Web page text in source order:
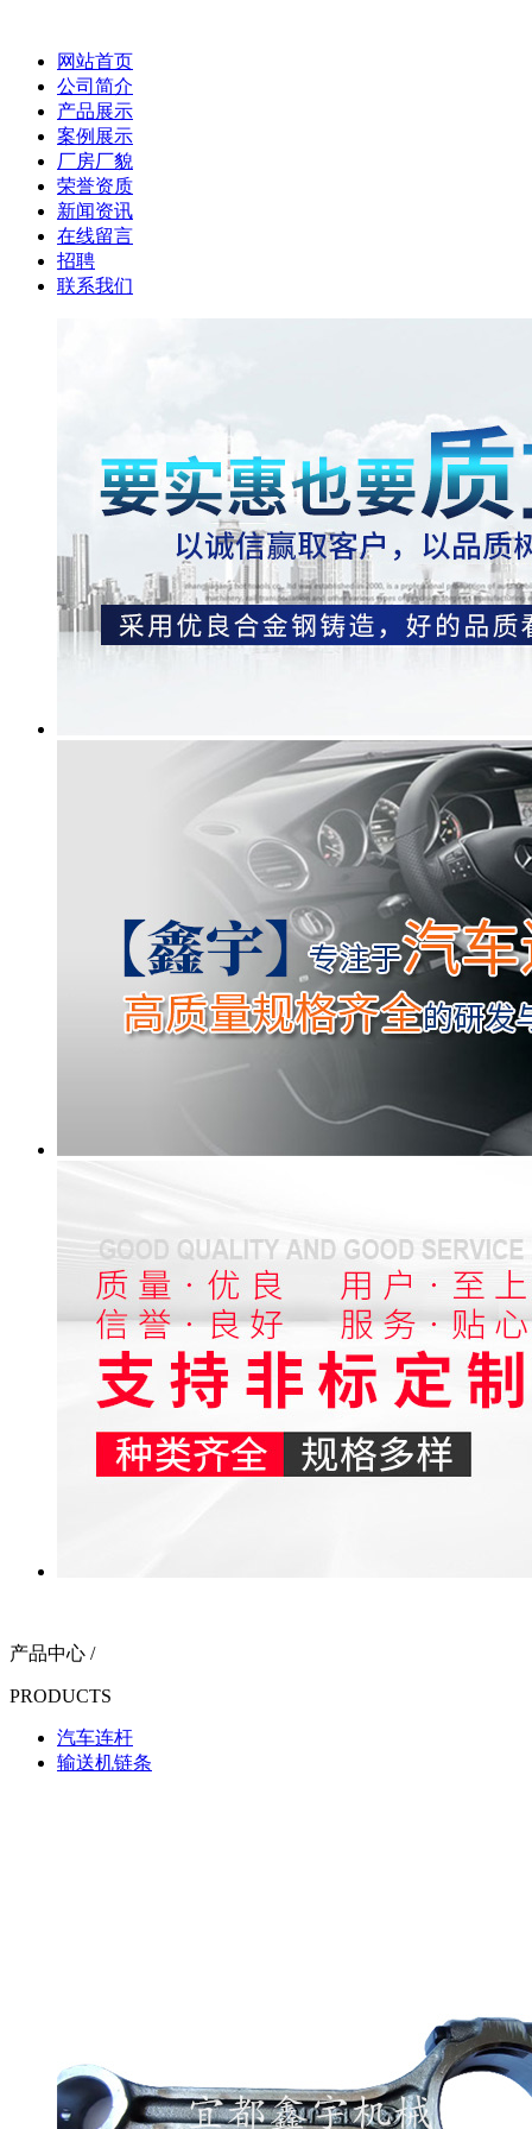
网站首页
公司简介
产品展示
案例展示
厂房厂貌
荣誉资质
新闻资讯
在线留言
招聘
联系我们
产品中心 /
PRODUCTS
汽车连杆
输送机链条